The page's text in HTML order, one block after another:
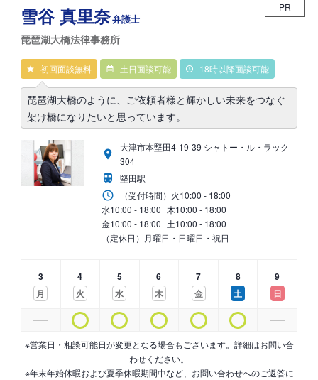
雪谷 真里奈弁護士
琵琶湖大橋法律事務所
PR
初回面談無料 土日面談可能 18時以降面談可能
琵琶湖大橋のように、ご依頼者様と輝かしい未来をつなぐ
架け橋になりたいと思っています。
大津市本堅田4-19-39 シャトー・ル・ラック
304
堅田駅
（受付時間） 火10:00 - 18:00
水10:00 - 18:00 木10:00 - 18:00
金10:00 - 18:00 土10:00 - 18:00
（定休日）月曜日・日曜日・祝日
3
月
4
火
5
水
6
木
7
金
8
土
9
日
※営業日・相談可能日が変更となる場合もございます。詳細はお問い合
わせください。
※年末年始休暇および夏季休暇期間中など、お問い合わせへのご返答に